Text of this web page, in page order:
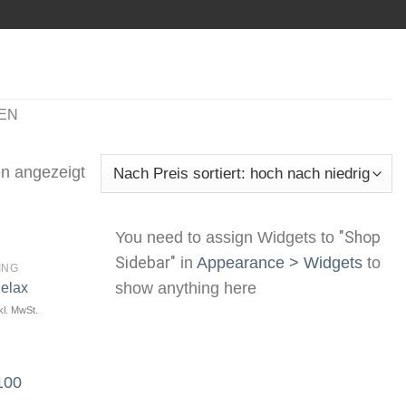
angezeigt
MwSt.
You need to assign Widgets to "Shop
Sidebar" in Appearance > Widgets to
show anything here